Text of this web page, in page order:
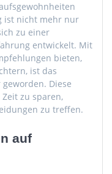
ist nicht mehr nur
zu einer
entwickelt. Mit
bieten,
ist das
Diese
zu sparen,
zu treffen.
auf